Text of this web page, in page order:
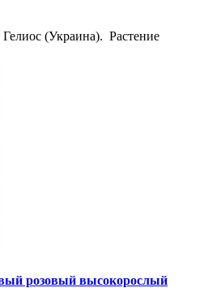
(Украина). Растение
розовый высокорослый